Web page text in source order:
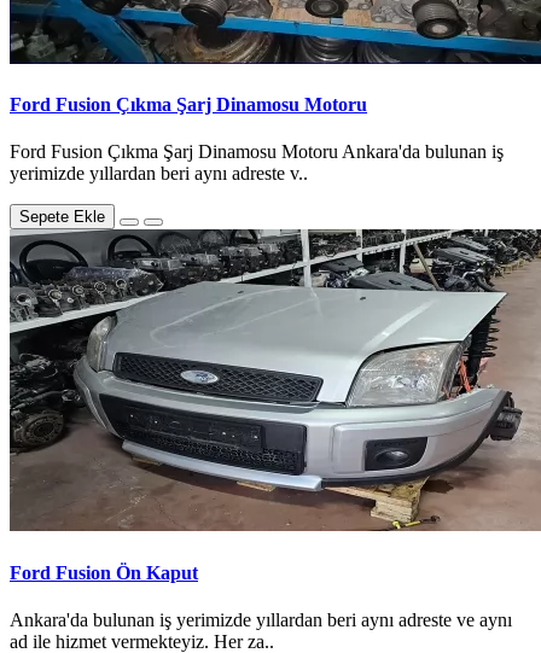
Ford Fusion Çıkma Şarj Dinamosu Motoru
Ford Fusion Çıkma Şarj Dinamosu Motoru Ankara'da bulunan iş
yerimizde yıllardan beri aynı adreste v..
Sepete Ekle
Ford Fusion Ön Kaput
Ankara'da bulunan iş yerimizde yıllardan beri aynı adreste ve aynı
ad ile hizmet vermekteyiz. Her za..